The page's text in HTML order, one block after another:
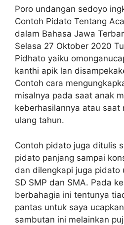
Poro undangan sedoyo
Contoh Pidato Tentang
dalam Bahasa Jawa
Selasa 27 Oktober 2020
Pidhato yaiku
kanthi apik lan
Contoh cara
misalnya pada saat anak
keberhasilannya atau saat
ulang tahun.
Contoh pidato juga ditulis
pidato panjang sampai
dan dilengkapi juga pidato
SD SMP dan SMA. Pada
berbahagia ini tentunya
pantas untuk saya
sambutan ini melainkan